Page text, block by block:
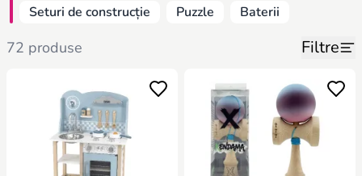
Seturi de construcție
Puzzle Baterii
72 produse Filtre